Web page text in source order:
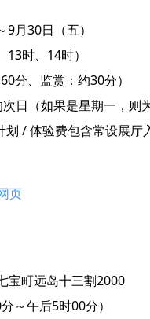
月30日（五）
时、14时）
分、监赏：约30分）
日（如果是星期一，则
划 / 体验费包含常设展厅
页
宝町远岛十三割2000
～午后5时00分）